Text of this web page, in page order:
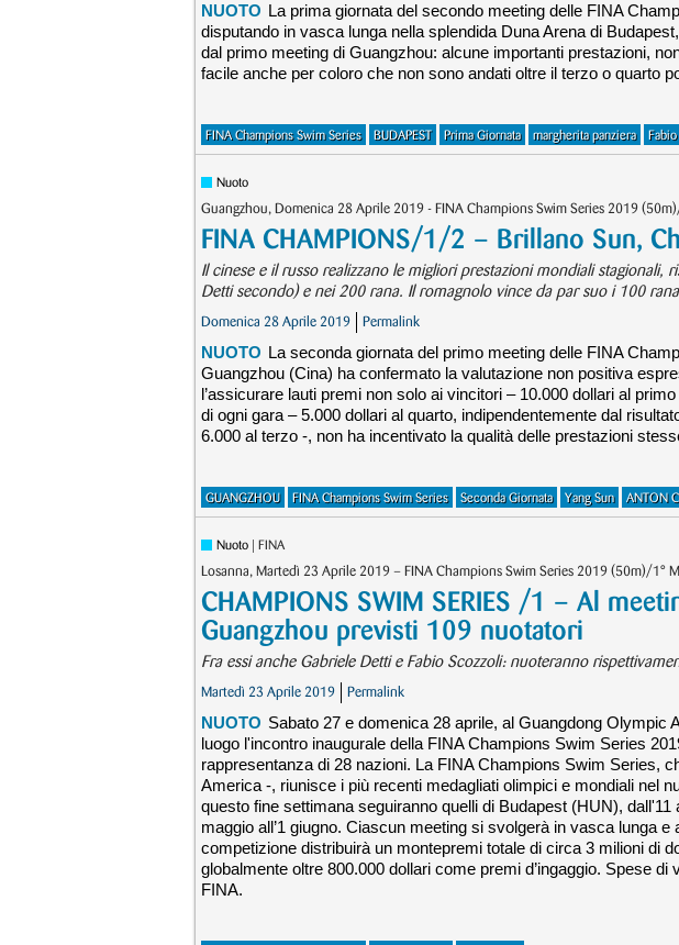
NUOTO La prima giornata del secondo meeting delle FINA
disputando in vasca lunga nella splendida Duna Arena di
dal primo meeting di Guangzhou: alcune importanti prestazioni,
facile anche per coloro che non sono andati oltre il terzo o quarto
FINA Champions Swim Series BUDAPEST Prima Giornata margherita panziera
Nuoto
Guangzhou, Domenica 28 Aprile 2019 - FINA Champions Swim Series 2019
FINA CHAMPIONS/1/2 – Brillano Sun,
Il cinese e il russo realizzano le migliori prestazioni mondiali stagionali,
Detti secondo) e nei 200 rana. Il romagnolo vince da par suo i 100
Domenica 28 Aprile 2019 Permalink
NUOTO La seconda giornata del primo meeting delle FINA
Guangzhou (Cina) ha confermato la valutazione non positiva
l’assicurare lauti premi non solo ai vincitori – 10.000 dollari al
di ogni gara – 5.000 dollari al quarto, indipendentemente dal
6.000 al terzo -, non ha incentivato la qualità delle prestazioni
GUANGZHOU FINA Champions Swim Series Seconda Giornata Yang Sun ANTON
Nuoto | FINA
Losanna, Martedì 23 Aprile 2019 – FINA Champions Swim Series 2019 (50m)/1°
CHAMPIONS SWIM SERIES /1 – Al
Guangzhou previsti 109 nuotatori
Fra essi anche Gabriele Detti e Fabio Scozzoli: nuoteranno
Martedì 23 Aprile 2019 Permalink
NUOTO Sabato 27 e domenica 28 aprile, al Guangdong
luogo l'incontro inaugurale della FINA Champions Swim Series
rappresentanza di 28 nazioni. La FINA Champions Swim Series,
America -, riunisce i più recenti medagliati olimpici e mondiali nel
questo fine settimana seguiranno quelli di Budapest (HUN),
maggio all’1 giugno. Ciascun meeting si svolgerà in vasca lunga
competizione distribuirà un montepremi totale di circa 3 milioni di
globalmente oltre 800.000 dollari come premi d’ingaggio. Spese
FINA.